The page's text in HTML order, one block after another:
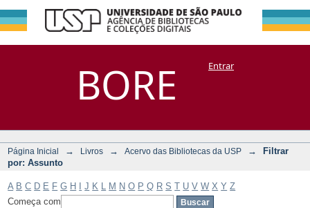
BORE
Filtrar por:
Assunto
DSpace/Manakin + CoriscoEntrar
Página Inicial → Livros → Acervo das Bibliotecas da USP →
Filtrar
por: Assunto
A B C D E F G H J K M N O P Q R S T U V W X Y Z
Começa com